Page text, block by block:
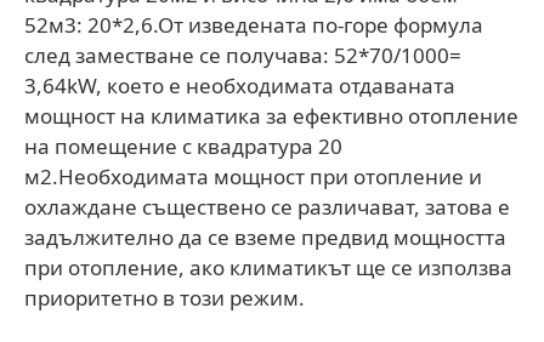
52м3: 20*2,6.От изведената по-горе формула
след заместване се получава: 52*70/1000=
3,64kW, което е необходимата отдаваната
мощност на климатика за ефективно отопление
на помещение с квадратура 20
м2.Необходимата мощност при отопление и
охлаждане съществено се различават, затова е
задължително да се вземе предвид мощността
при отопление, ако климатикът ще се използва
приоритетно в този режим.